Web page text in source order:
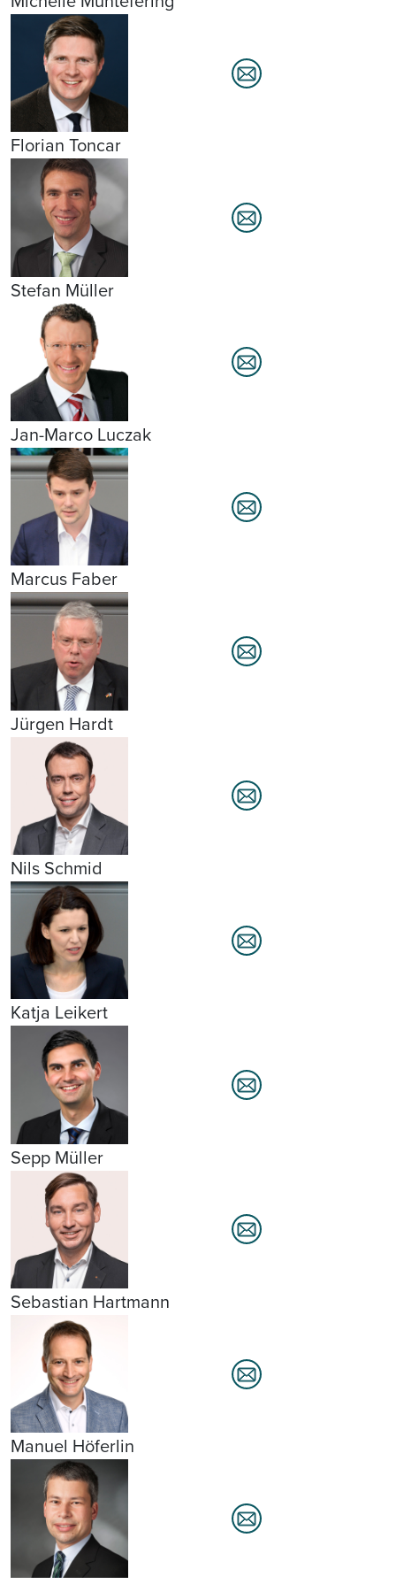
Florian Toncar
Stefan Müller
Jan-Marco Luczak
Marcus Faber
Jürgen Hardt
Nils Schmid
Katja Leikert
Sepp Müller
Sebastian Hartmann
Manuel Höferlin